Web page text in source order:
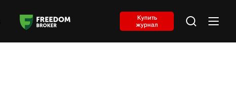
Купить
журнал